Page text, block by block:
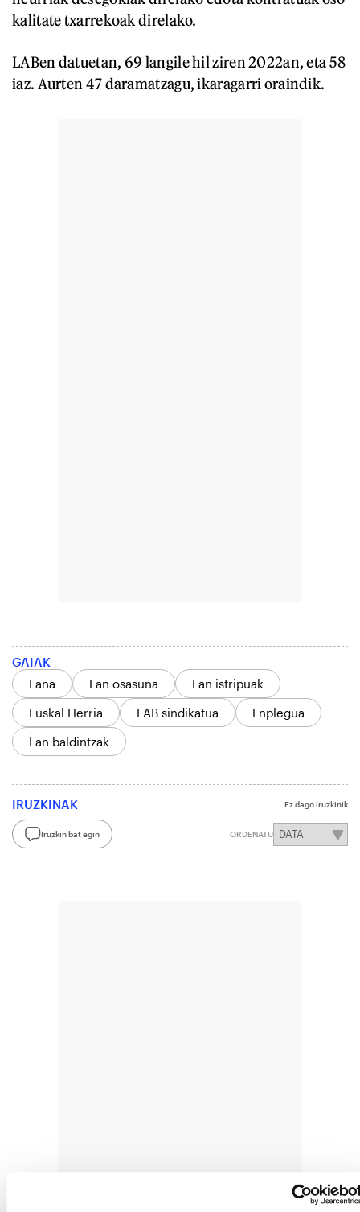
kalitate txarrekoak direlako.
LABen datuetan, 69 langile hil ziren 2022an, eta 58
iaz. Aurten 47 daramatzagu, ikaragarri oraindik.
GAIAK
Lana
Lan osasuna
Lan istripuak
Euskal Herria
LAB sindikatua
Enplegua
Lan baldintzak
IRUZKINAK Ez dago iruzkinik
Iruzkin bat egin ORDENATU